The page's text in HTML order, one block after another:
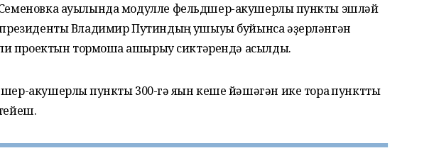
ауылында модулле фельдшер-акушерлыҡ пункты эшләй
Владимир Путиндың ҡушыуы буйынса әҙерләнгән
проектын тормошҡа ашырыу сиктәрендә асылды.
акушерлыҡ пункты 300-гә яҡын кеше йәшәгән ике тораҡ пунктты